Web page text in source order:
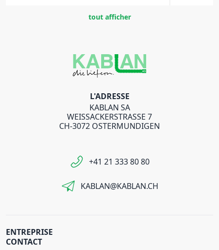
tout afficher
L'ADRESSE
KABLAN SA
WEISSACKERSTRASSE 7
CH-3072 OSTERMUNDIGEN
+41 21 333 80 80
KABLAN@KABLAN.CH
ENTREPRISE
CONTACT